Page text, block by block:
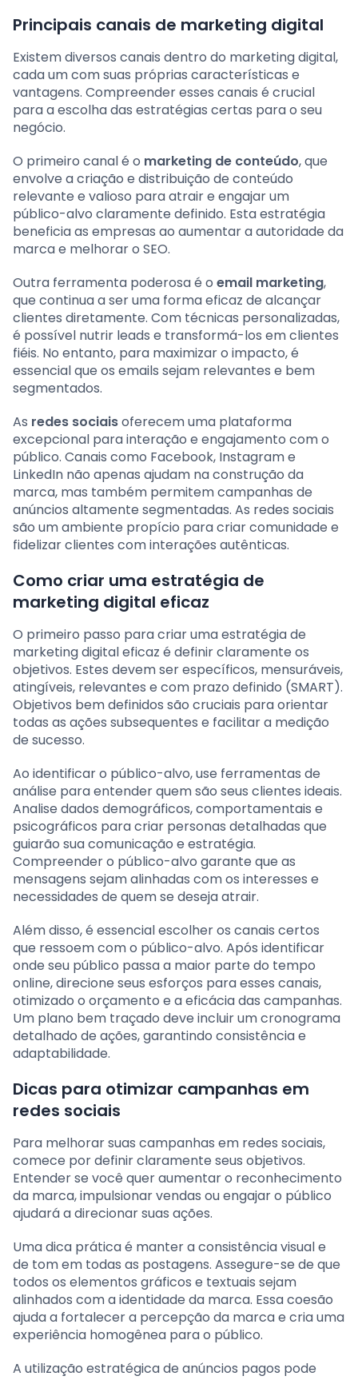
Principais canais de marketing digital
Existem diversos canais dentro do marketing digital,
cada um com suas próprias características e
vantagens. Compreender esses canais é crucial
para a escolha das estratégias certas para o seu
negócio.
O primeiro canal é o marketing de conteúdo, que
envolve a criação e distribuição de conteúdo
relevante e valioso para atrair e engajar um
público-alvo claramente definido. Esta estratégia
beneficia as empresas ao aumentar a autoridade da
marca e melhorar o SEO.
Outra ferramenta poderosa é o email marketing,
que continua a ser uma forma eficaz de alcançar
clientes diretamente. Com técnicas personalizadas,
é possível nutrir leads e transformá-los em clientes
fiéis. No entanto, para maximizar o impacto, é
essencial que os emails sejam relevantes e bem
segmentados.
As redes sociaisoferecem uma plataforma
excepcional para interação e engajamento com o
público. Canais como Facebook, Instagram e
LinkedIn não apenas ajudam na construção da
marca, mas também permitem campanhas de
anúncios altamente segmentadas. As redes sociais
são um ambiente propício para criar comunidade e
fidelizar clientes com interações autênticas.
Como criar uma estratégia de
marketing digital eficaz
O primeiro passo para criar uma estratégia de
marketing digital eficaz é definir claramente os
objetivos. Estes devem ser específicos, mensuráveis,
atingíveis, relevantes e com prazo definido (SMART).
Objetivos bem definidos são cruciais para orientar
todas as ações subsequentes e facilitar a medição
de sucesso.
Ao identificar o público-alvo, use ferramentas de
análise para entender quem são seus clientes ideais.
Analise dados demográficos, comportamentais e
psicográficos para criar personas detalhadas que
guiarão sua comunicação e estratégia.
Compreender o público-alvo garante que as
mensagens sejam alinhadas com os interesses e
necessidades de quem se deseja atrair.
Além disso, é essencial escolher os canais certos
que ressoem com o público-alvo. Após identificar
onde seu público passa a maior parte do tempo
online, direcione seus esforços para esses canais,
otimizado o orçamento e a eficácia das campanhas.
Um plano bem traçado deve incluir um cronograma
detalhado de ações, garantindo consistência e
adaptabilidade.
Dicas para otimizar campanhas em
redes sociais
Para melhorar suas campanhas em redes sociais,
comece por definir claramente seus objetivos.
Entender se você quer aumentar o reconhecimento
da marca, impulsionar vendas ou engajar o público
ajudará a direcionar suas ações.
Uma dica prática é manter a consistência visual e
de tom em todas as postagens. Assegure-se de que
todos os elementos gráficos e textuais sejam
alinhados com a identidade da marca. Essa coesão
ajuda a fortalecer a percepção da marca e cria uma
experiência homogênea para o público.
A utilização estratégica de anúncios pagos pode